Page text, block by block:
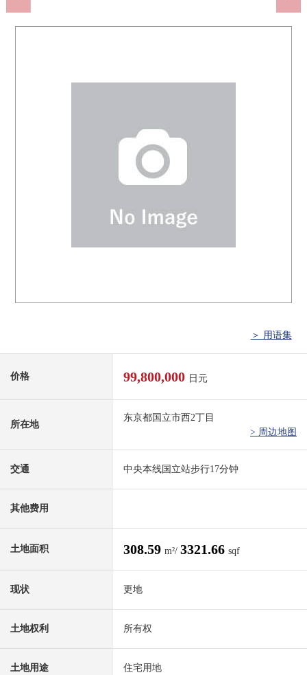
＞ 用语集
价格 99,800,000 日元
所在地
东京都国立市西2丁目
> 周边地图
交通 中央本线国立站步行17分钟
其他费用
土地面积 308.59 m²/ 3321.66 sqf
现状 更地
土地权利 所有权
土地用途 住宅用地